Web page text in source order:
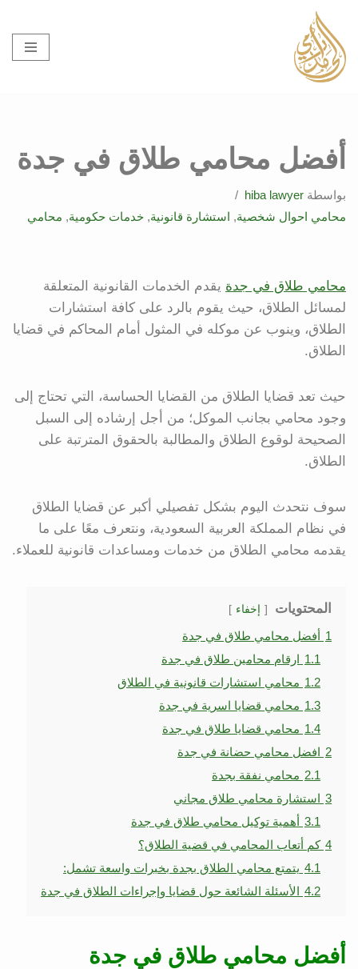
تخطى
إلى
المحتوى
أفضل محامي طلاق في جدة
بواسطة hiba lawyer
محامي احوال شخصية, استشارة قانونية, خدمات حكومية, محامي
محامي طلاق في جدة يقدم الخدمات القانونية المتعلقة
لمسائل الطلاق، حيث يقوم بالرد على كافة استشارات
الطلاق، وينوب عن موكله في المثول أمام المحاكم في قضايا
الطلاق.
حيث تعد قضايا الطلاق من القضايا الحساسة، التي تحتاج إلى
وجود محامي بجانب الموكل؛ من أجل إرشاده إلى السبل
الصحيحة لوقوع الطلاق والمطالبة بالحقوق المترتبة على
الطلاق.
سوف نتحدث اليوم بشكل تفصيلي أكبر عن قضايا الطلاق
في نظام المملكة العربية السعودية، ونتعرف معًا على ما
يقدمه محامي الطلاق من خدمات ومساعدات قانونية للعملاء.
المحتويات إخفاء
1 أفضل محامي طلاق في جدة
1.1 ارقام محامين طلاق في جدة
1.2 محامي استشارات قانونية في الطلاق
1.3 محامي قضايا اسرية في جدة
1.4 محامي قضايا طلاق في جدة
2 افضل محامي حضانة في جدة
2.1 محامي نفقة بجدة
3 استشارة محامي طلاق مجاني
3.1 أهمية توكيل محامي طلاق في جدة
4 كم أتعاب المحامي في قضية الطلاق؟
4.1 يتمتع محامي الطلاق بجدة بخبرات واسعة تشمل:
4.2 الأسئلة الشائعة حول قضايا وإجراءات الطلاق في جدة
أفضل محامي طلاق في جدة